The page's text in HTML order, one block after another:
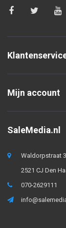
Mijn account
SaleMedia.nl
Waldorpstraat
2521 CJ Den
070-2629111